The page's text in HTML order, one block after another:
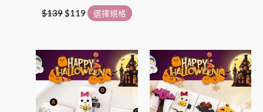
$139$119 選擇規格
此
產
品